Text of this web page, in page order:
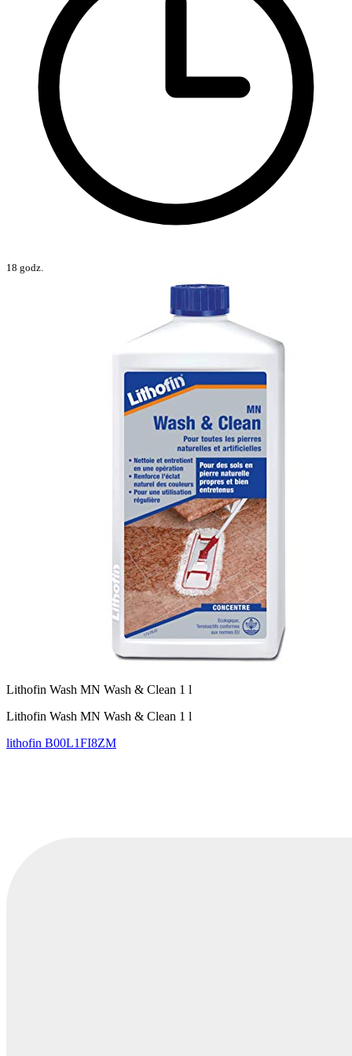
18 godz.
Lithofin Wash MN Wash & Clean 1 l
Lithofin Wash MN Wash & Clean 1 l
lithofin B00L1FI8ZM